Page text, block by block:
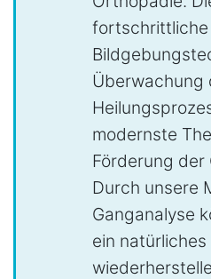
fortschrittliche
Überwachung
modernste
Förderung der
Durch unsere
Ganganalyse
ein natürliches